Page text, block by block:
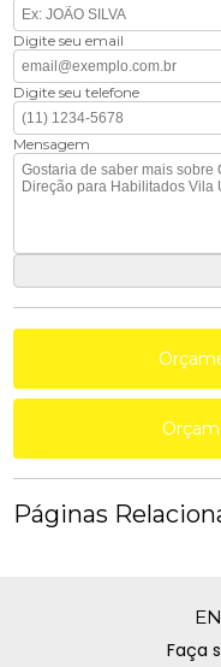
Digite seu email
Digite seu telefone
Mensagem
Páginas
Faça